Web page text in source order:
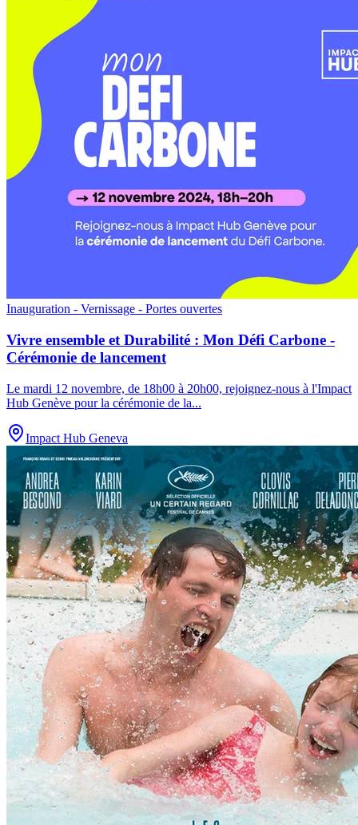
Inauguration - Vernissage - Portes ouvertes
Vivre ensemble et Durabilité : Mon Défi Carbone -
Cérémonie de lancement
Le mardi 12 novembre, de 18h00 à 20h00, rejoignez-nous à l'Impact
Hub Genève pour la cérémonie de la...
Impact Hub Geneva